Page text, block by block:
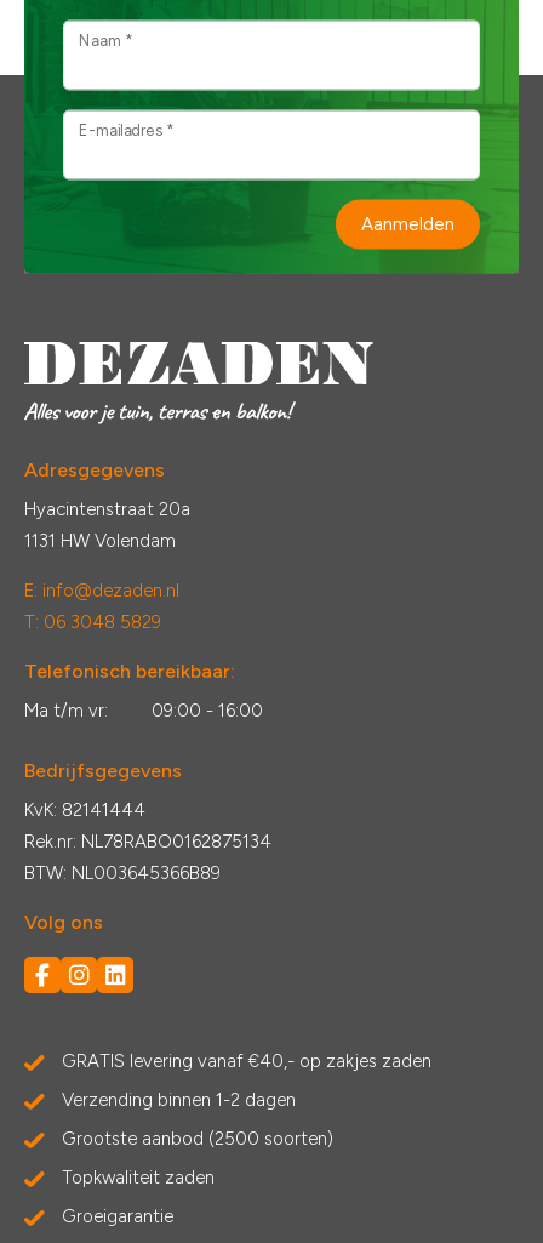
Naam *
E-mailadres *
Aanmelden
Adresgegevens
Hyacintenstraat 20a
1131 HW Volendam
E: info@dezaden.nl
T: 06 3048 5829
Telefonisch bereikbaar:
Ma t/m vr: 09:00 - 16:00
Bedrijfsgegevens
KvK: 82141444
Rek.nr: NL78RABO0162875134
BTW: NL003645366B89
Volg ons
GRATIS levering vanaf €40,- op zakjes zaden
Verzending binnen 1-2 dagen
Grootste aanbod (2500 soorten)
Topkwaliteit zaden
Groeigarantie